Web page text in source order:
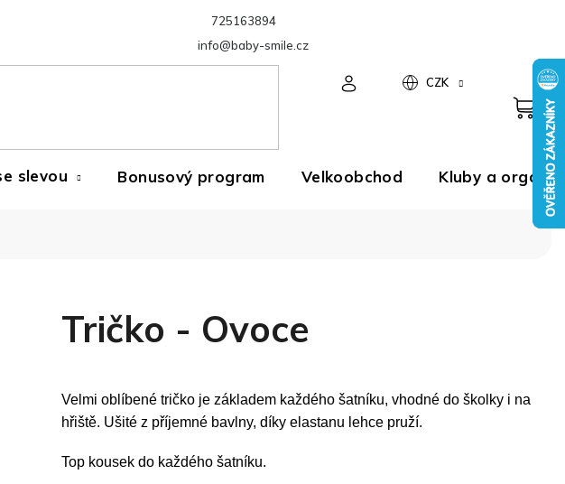
725163894
info@baby-smile.cz
CZK
slevou Bonusový program Velkoobchod Kluby a
Tričko - Ovoce
Velmi oblíbené tričko je základem každého šatníku, vhodné do školky i na
hřiště. Ušité z příjemné bavlny, díky elastanu lehce pruží.
Top kousek do každého šatníku.